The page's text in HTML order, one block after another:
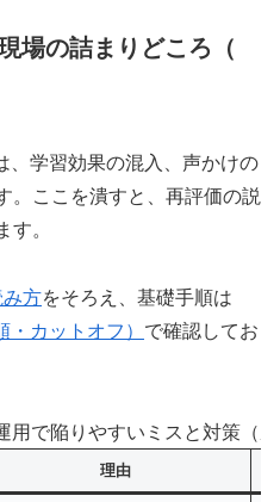
場の詰まりどころ（
、学習効果の混入、声かけの
。ここを潰すと、再評価の説
。
方をそろえ、基礎手順は
カットオフ） で確認してお
用で陥りやすいミスと対策（
理由